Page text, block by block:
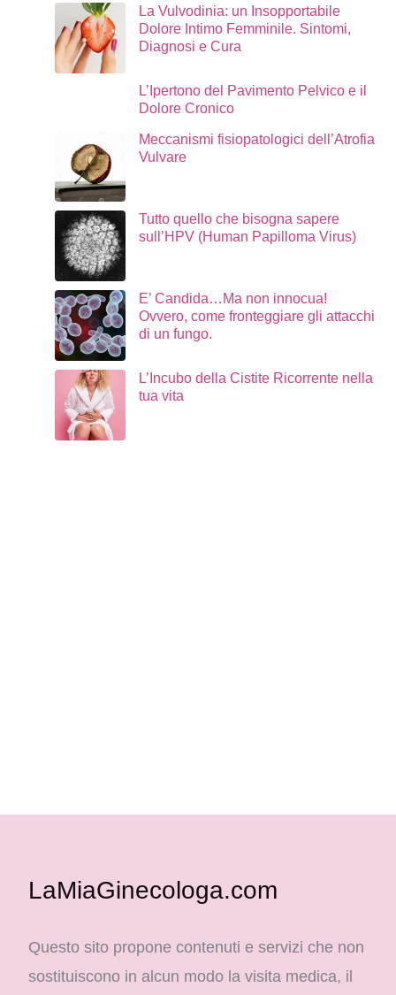
La Vulvodinia: un Insopportabile
Dolore Intimo Femminile. Sintomi,
Diagnosi e Cura
L’Ipertono del Pavimento Pelvico e il
Dolore Cronico
Meccanismi fisiopatologici dell’Atrofia
Vulvare
Tutto quello che bisogna sapere
sull’HPV (Human Papilloma Virus)
E’ Candida…Ma non innocua!
Ovvero, come fronteggiare gli attacchi
di un fungo.
L’Incubo della Cistite Ricorrente nella
tua vita
LaMiaGinecologa.com
Questo sito propone contenuti e servizi che non
sostituiscono in alcun modo la visita medica, il